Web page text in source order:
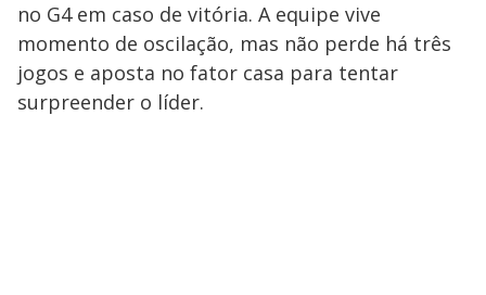
no G4 em caso de vitória. A equipe vive
momento de oscilação, mas não perde há três
jogos e aposta no fator casa para tentar
surpreender o líder.